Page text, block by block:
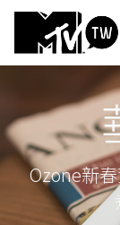
Ozone新